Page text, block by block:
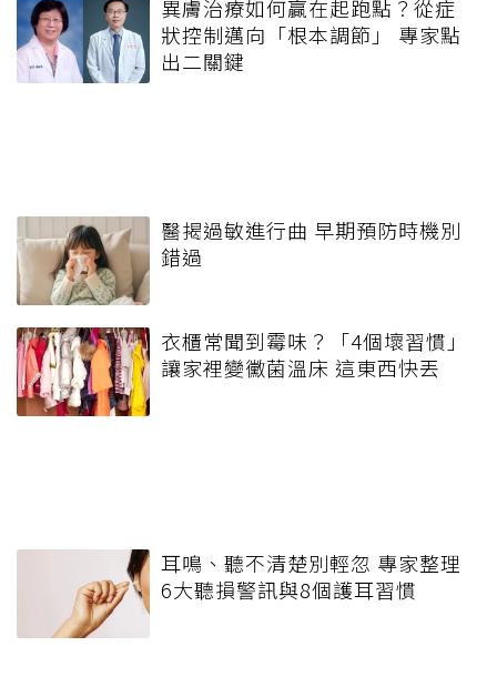
異膚治療如何贏在起跑點？從症
狀控制邁向「根本調節」 專家點
出二關鍵
醫揭過敏進行曲 早期預防時機別
錯過
衣櫃常聞到霉味？「4個壞習慣」
讓家裡變黴菌溫床 這東西快丟
耳鳴、聽不清楚別輕忽 專家整理
6大聽損警訊與8個護耳習慣